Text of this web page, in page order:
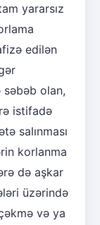
yararsız
edilən
olan,
istifadə
salınması
korlanma
də aşkar
üzərində
və ya